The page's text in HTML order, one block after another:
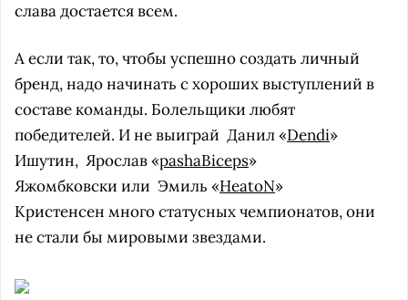
слава достается всем.
А если так, то, чтобы успешно создать личный
бренд, надо начинать с хороших выступлений в
составе команды. Болельщики любят
победителей. И не выиграй Данил «Dendi»
Ишутин, Ярослав «pashaBiceps»
Яжомбковски или Эмиль «HeatoN»
Кристенсен много статусных чемпионатов, они
не стали бы мировыми звездами.